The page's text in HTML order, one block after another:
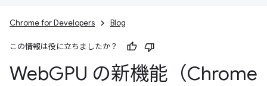
Chrome for Developers Blog
この情報は役に立ちましたか？
WebGPU の新機能（Chrome